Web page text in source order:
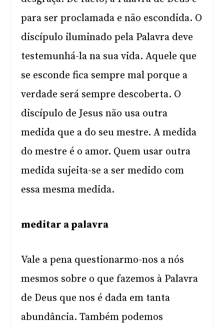
para ser proclamada e não escondida. O
discípulo iluminado pela Palavra deve
testemunhá-la na sua vida. Aquele que
se esconde fica sempre mal porque a
verdade será sempre descoberta. O
discípulo de Jesus não usa outra
medida que a do seu mestre. A medida
do mestre é o amor. Quem usar outra
medida sujeita-se a ser medido com
essa mesma medida.
meditar a palavra
Vale a pena questionarmo-nos a nós
mesmos sobre o que fazemos à Palavra
de Deus que nos é dada em tanta
abundância. Também podemos